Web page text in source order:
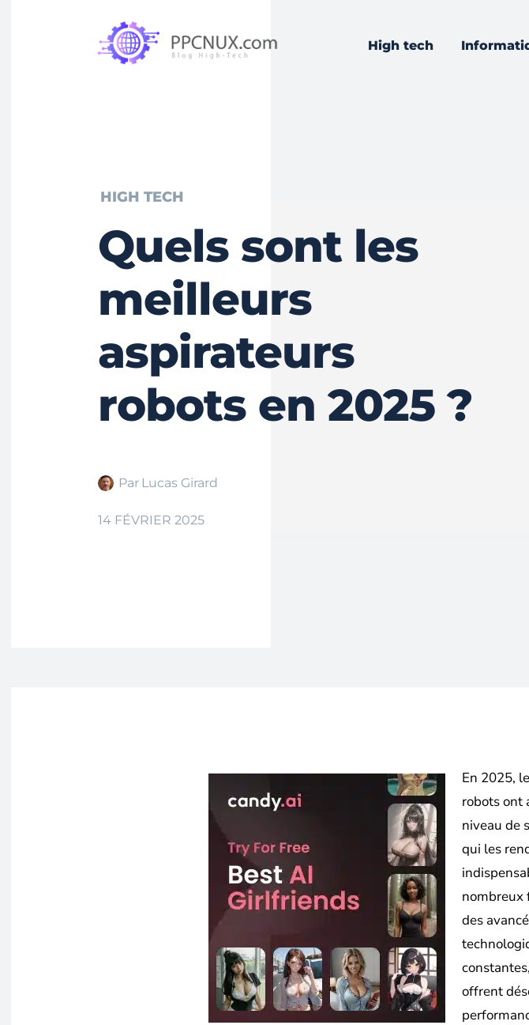
High tech
HIGH TECH
Quels sont les
meilleurs
aspirateurs
robots en 2025 ?
Par Lucas Girard
14 FÉVRIER 2025
En 2025,
robots ont
niveau de
qui les
nombreux
des
offrent